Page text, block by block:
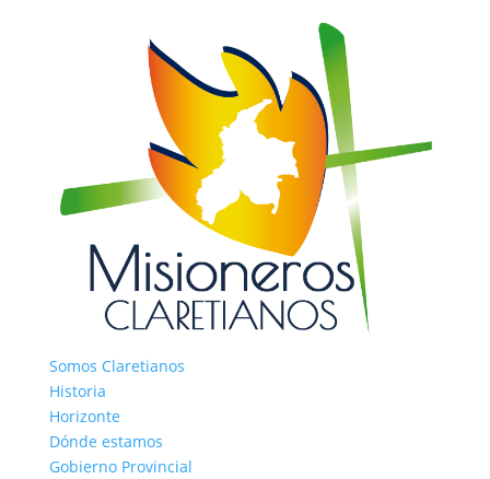
Somos Claretianos
Historia
Horizonte
Dónde estamos
Gobierno Provincial